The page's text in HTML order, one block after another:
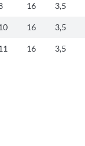
16 3,5
16 3,5
16 3,5